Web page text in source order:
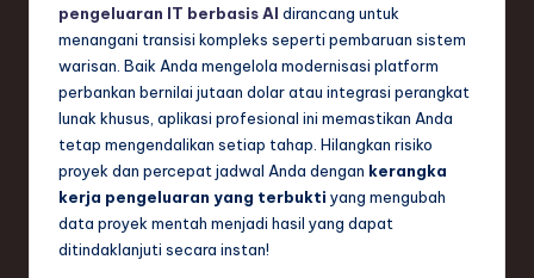
T
pengeluaran IT berbasis AI dirancang untuk
menangani transisi kompleks seperti pembaruan sistem
warisan. Baik Anda mengelola modernisasi platform
perbankan bernilai jutaan dolar atau integrasi perangkat
lunak khusus, aplikasi profesional ini memastikan Anda
tetap mengendalikan setiap tahap. Hilangkan risiko
proyek dan percepat jadwal Anda dengan kerangka
kerja pengeluaran yang terbukti yang mengubah
data proyek mentah menjadi hasil yang dapat
ditindaklanjuti secara instan!